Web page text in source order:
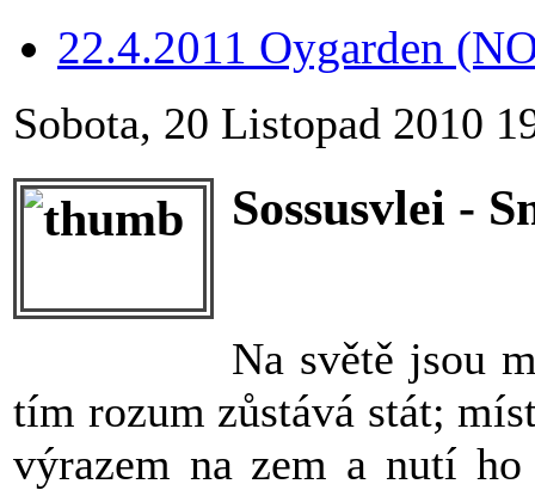
22.4.2011 Oygarden
Sobota, 20 Listopad 2010
Sossusvlei -
Na světě jsou
tím rozum zůstává stát;
výrazem na zem a nutí